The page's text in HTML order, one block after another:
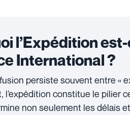
l’Expédition
International ?
persiste souvent entre «
l’expédition constitue le pilier
non seulement les délais